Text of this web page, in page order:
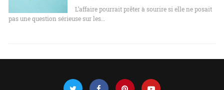
L’affaire pourrait prêter à sourire si elle ne posait
pas une question sérieuse sur les…